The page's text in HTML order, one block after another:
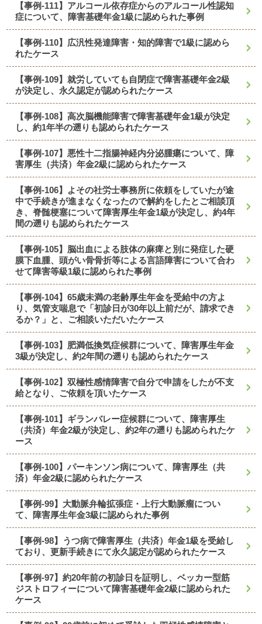
【事例-111】アルコール依存症からのアルコール性認知
症について、障害基礎年金1級に認められた事例
【事例-110】広汎性発達障害・知的障害で1級に認めら
れたケース
【事例-109】就労していても自閉症で障害基礎年金2級
が決定し、永久認定が認められたケース
【事例-108】高次脳機能障害で障害基礎年金1級が決定
し、約1年半の遡りも認められたケース
【事例-107】悪性十二指腸神経内分泌腫瘍について、障
害厚生（共済）年金2級に認められたケース
【事例-106】よその社労士事務所に依頼をしていたが途
中で手続きが進まなくなったので解約をしたとご相談頂
き、脊髄梗塞について障害厚生年金1級が決定し、約4年
間の遡りも認められたケース
【事例-105】脳出血による肢体の麻痺と別に発症した硬
膜下血腫、頭がい骨骨折等による言語障害について合わ
せて障害等級1級に認められた事例
【事例-104】65歳未満の老齢厚生年金を受給中の方よ
り、気管支喘息で「初診日が30年以上前だが、請求でき
るか？」と、ご相談いただいたケース
【事例-103】肥満低換気症候群について、障害厚生年金
3級が決定し、約2年間の遡りも認められたケース
【事例-102】双極性感情障害で自分で申請をしたが不支
給となり、ご依頼を頂いたケース
【事例-101】ギランバレー症候群について、障害厚生
（共済）年金2級が決定し、約2年の遡りも認められたケ
ース
【事例-100】パーキンソン病について、障害厚生（共
済）年金2級に認められたケース
【事例-99】大動脈弁輪拡張症・上行大動脈瘤につい
て、障害厚生年金3級に認められた事例
【事例-98】うつ病で障害厚生（共済）年金1級を受給し
ており、更新手続きにて永久認定が認められたケース
【事例-97】約20年前の初診日を証明し、ベッカー型筋
ジストロフィーについて障害基礎年金2級に認められた
ケース